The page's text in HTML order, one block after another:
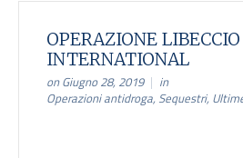
OPERAZIONE LIBECCIO
INTERNATIONAL
on Giugno 28, 2019
in
Operazioni antidroga, Sequestri,